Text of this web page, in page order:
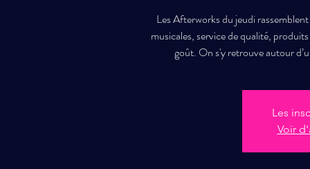
Les Afterworks du jeudi
musicales, service de qualité,
goût. On s'y retrouve autour
Les
Voir